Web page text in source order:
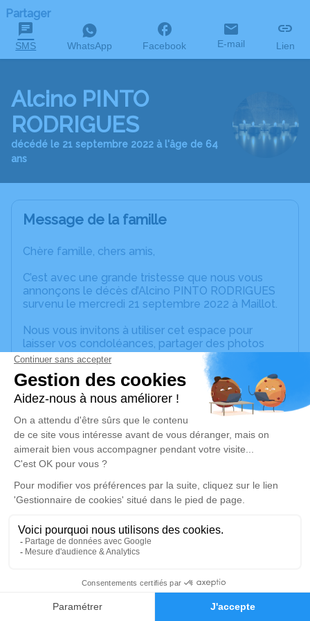
Faire-part Hommages
Partager
SMS WhatsApp Facebook E-mail Lien
Alcino PINTO
RODRIGUES
décédé le 21 septembre 2022 à l'âge de 64
ans
Message de la famille
Chère famille, chers amis,
C’est avec une grande tristesse que nous vous
annonçons le décès d’Alcino PINTO RODRIGUES
survenu le mercredi 21 septembre 2022 à Maillot.
Nous vous invitons à utiliser cet espace pour
laisser vos condoléances, partager des photos
souvenirs, une anecdote ou exprimer vos pensées
à travers des poèmes ou des textes. Cet endroit
est un lieu d'expression dédié à honorer la
mémoire d’Alcino PINTO RODRIGUES.
Un service de plantation d’arbre hommage est
disponible ici.
lundi 26 septembre 2022 à 09h45
Je rends hommage